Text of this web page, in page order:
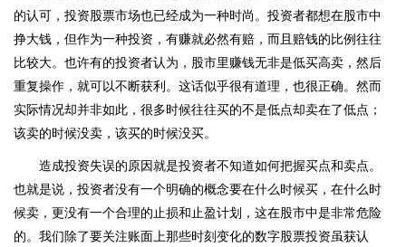
的认可，投资股票市场也已经成为一种时尚。投资者都想在股市中
挣大钱，但作为一种投资，有赚就必然有赔，而且赔钱的比例往往
比较大。也许有的投资者认为，股市里赚钱无非是低买高卖，然后
重复操作，就可以不断获利。这话似乎很有道理，也很正确。然而
实际情况却并非如此，很多时候往往买的不是低点却卖在了低点；
该卖的时候没卖，该买的时候没买。
造成投资失误的原因就是投资者不知道如何把握买点和卖点。
也就是说，投资者没有一个明确的概念要在什么时候买，在什么时
候卖，更没有一个合理的止损和止盈计划，这在股市中是非常危险
的。我们除了要关注账面上那些时刻变化的数字股票投资虽获认